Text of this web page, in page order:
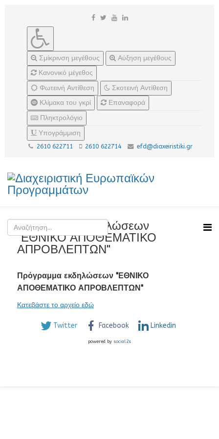
Σμίκρινση μεγέθους
Αύξηση μεγέθους
Κανονικό μέγεθος
Φωτεινή Αντίθεση
Σκοτεινή Αντίθεση
Κλίμακα του γκρί
Επαναφορά
Πληκτρολόγιο
Υπογράμμιση
2610 622711 2610 622714 efd@diaxeiristiki.gr
Πρόγραμμα εκδηλώσεων
"ΕΘΝΙΚΟ ΑΠΟΘΕΜΑΤΙΚΟ
ΑΠΡΟΒΛΕΠΤΩΝ"
Πρόγραμμα εκδηλώσεων "ΕΘΝΙΚΟ
ΑΠΟΘΕΜΑΤΙΚΟ ΑΠΡΟΒΛΕΠΤΩΝ"
Κατεβάστε το αρχείο εδώ
Twitter Facebook Linkedin
powered by social2s